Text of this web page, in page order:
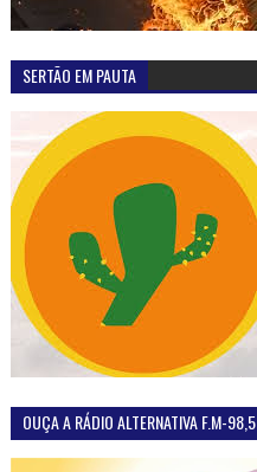
SERTÃO EM PAUTA
OUÇA A RÁDIO ALTERNATIVA F.M-98,5